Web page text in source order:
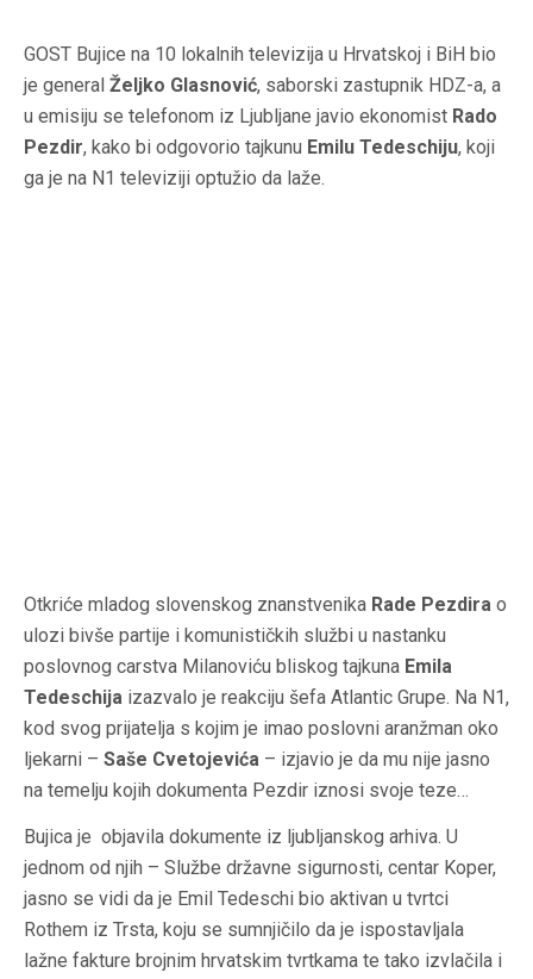
GOST Bujice na 10 lokalnih televizija u Hrvatskoj i BiH bio
je general Željko Glasnović, saborski zastupnik HDZ-a, a
u emisiju se telefonom iz Ljubljane javio ekonomist Rado
Pezdir, kako bi odgovorio tajkunu Emilu Tedeschiju, koji
ga je na N1 televiziji optužio da laže.
Otkriće mladog slovenskog znanstvenika Rade Pezdira o
ulozi bivše partije i komunističkih službi u nastanku
poslovnog carstva Milanoviću bliskog tajkuna Emila
Tedeschija izazvalo je reakciju šefa Atlantic Grupe. Na N1,
kod svog prijatelja s kojim je imao poslovni aranžman oko
ljekarni – Saše Cvetojevića – izjavio je da mu nije jasno
na temelju kojih dokumenta Pezdir iznosi svoje teze…
Bujica je objavila dokumente iz ljubljanskog arhiva. U
jednom od njih – Službe državne sigurnosti, centar Koper,
jasno se vidi da je Emil Tedeschi bio aktivan u tvrtci
Rothem iz Trsta, koju se sumnjičilo da je ispostavljala
lažne fakture brojnim hrvatskim tvrtkama te tako izvlačila i